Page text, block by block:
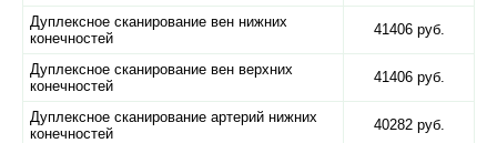
Дуплексное сканирование вен нижних
конечностей
41406 руб.
Дуплексное сканирование вен верхних
конечностей
41406 руб.
Дуплексное сканирование артерий нижних
конечностей
40282 руб.